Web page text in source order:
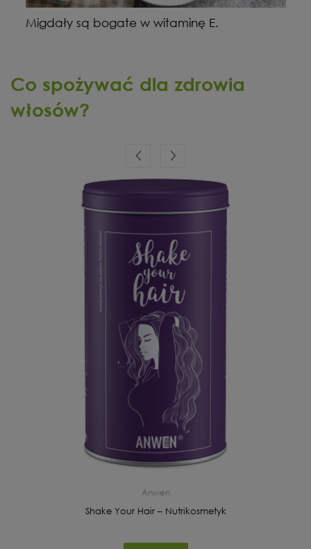
Migdały są bogate w witaminę E.
Co spożywać dla zdrowia
włosów?
Anwen
Shake Your Hair – Nutrikosmetyk